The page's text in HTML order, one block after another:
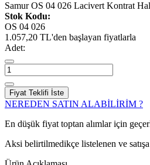
Samur OS 04 026 Lacivert Kontrat
Stok Kodu:
OS 04 026
1.057,20 TL'den başlayan fiyatlarla
Adet:
Fiyat Teklifi İste
NEREDEN SATIN ALABİLİRİM ?
En düşük fiyat toptan alımlar için
Aksi belirtilmedikçe listelenen ve